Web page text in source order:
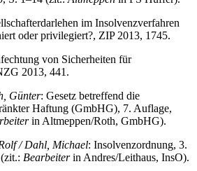
im Insolvenzverfahren
oder privilegiert?, ZIP 2013, 1745.
von Sicherheiten für
2013, 441.
Günter: Gesetz betreffend die
Haftung (GmbHG), 7. Auflage,
in Altmeppen/Roth, GmbHG).
/ Dahl, Michael: Insolvenzordnung, 3.
Bearbeiterin Andres/Leithaus, InsO).